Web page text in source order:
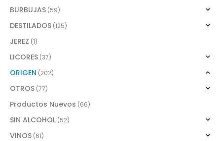
BURBUJAS (59)
DESTILADOS (125)
JEREZ (1)
LICORES (37)
ORIGEN (202)
OTROS (77)
Productos Nuevos (66)
SIN ALCOHOL (52)
VINOS (61)